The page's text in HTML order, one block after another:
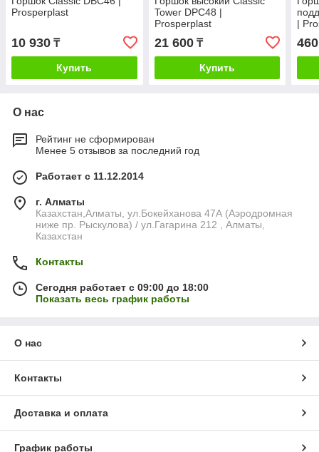
Prosperplast
10 930 ₸
Купить
Tower DPC48 |
Prosperplast
21 600₸
Купить
|
460
О нас
Рейтинг не сформирован
Менее 5 отзывов за последний год
Работает с 11.12.2014
г. Алматы
Казахстан,Алматы, ул.Бокейханова 47А (Аэродромная
ниже пр. Рыскулова) / ул.Гагарина 212 , Алматы,
Казахстан
Контакты
Сегодня работает с 09:00 до 18:00
Показать весь график работы
О нас
Контакты
Доставка и оплата
График работы